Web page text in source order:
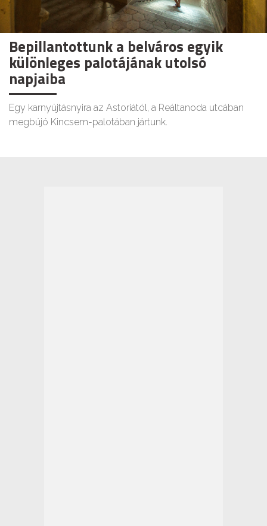
Bepillantottunk a belváros egyik
különleges palotájának utolsó
napjaiba
Egy karnyújtásnyira az Astoriától, a Reáltanoda utcában
megbújó Kincsem-palotában jártunk.